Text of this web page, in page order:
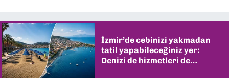
İzmir’de cebinizi yakmadan
tatil yapabileceğiniz yer:
Denizi de hizmetleri de